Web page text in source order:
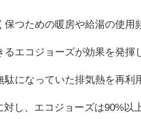
つための暖房や給湯の使用
エコジョーズが効果を発揮
になっていた排気熱を再
し、エコジョーズは90%以